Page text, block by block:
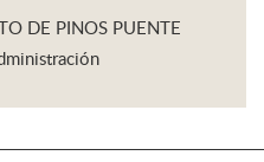
DE PINOS PUENTE